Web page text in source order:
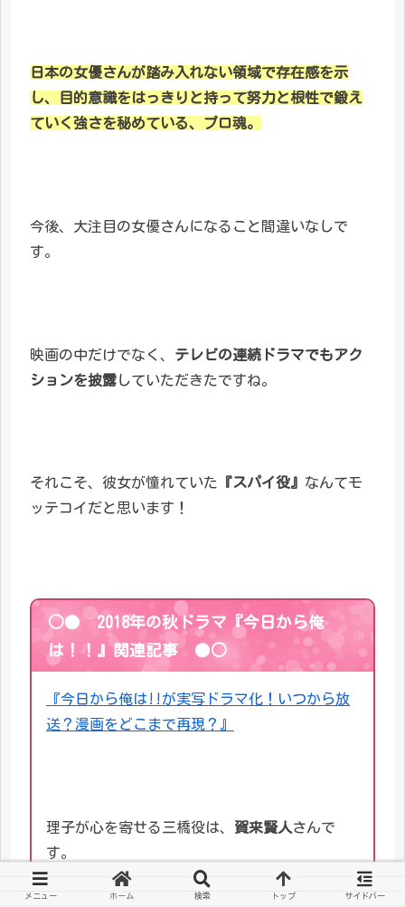
日本の女優さんが踏み入れない領域で存在感を示
し、目的意識をはっきりと持って努力と根性で鍛え
ていく強さを秘めている、プロ魂。
今後、大注目の女優さんになること間違いなしで
す。
映画の中だけでなく、 テレビの連続ドラマでもアク
ションを披露していただきたですね。
それこそ、彼女が憧れていた 『スパイ役』 なんてモ
ッテコイだと思います！
○● 2018年の秋ドラマ 『今日から俺
は！！』
関連記事 ●○
『今日から俺は!!が実写ドラマ化！いつから放
送？漫画をどこまで再現？』
理子が心を寄せる三橋役は、 賀来賢人 さんで
す。
『賀来賢人と榮倉奈々は共演きっかけのデキ
メニュー ホーム 検索 トップ サイドバー